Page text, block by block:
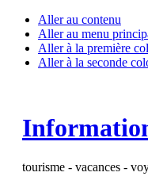
Aller au contenu
Aller au menu
Aller à la première
Aller à la seconde
tourisme - vacances -